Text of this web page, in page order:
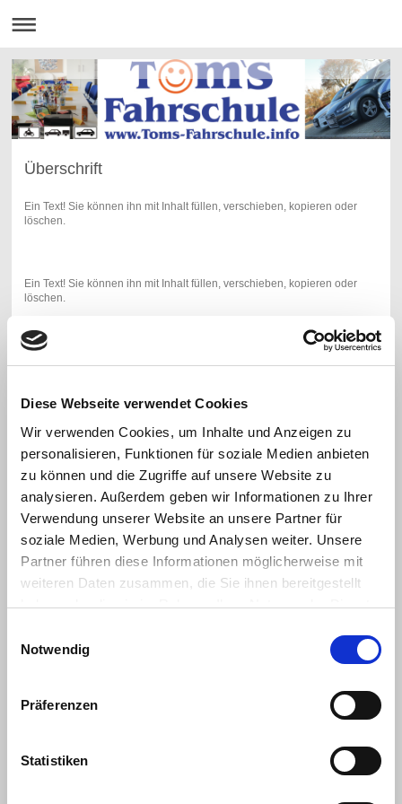
Diese Webseite verwendet Cookies
Wir verwenden Cookies, um Inhalte und Anzeigen zu
personalisieren, Funktionen für soziale Medien anbieten
zu können und die Zugriffe auf unsere Website zu
analysieren. Außerdem geben wir Informationen zu Ihrer
Verwendung unserer Website an unsere Partner für
soziale Medien, Werbung und Analysen weiter. Unsere
Partner führen diese Informationen möglicherweise mit
weiteren Daten zusammen, die Sie ihnen bereitgestellt
haben oder die sie im Rahmen Ihrer Nutzung der Dienste
Notwendig
Präferenzen
Statistiken
Überschrift
Ein Text! Sie können ihn mit Inhalt füllen, verschieben, kopieren oder
löschen.
Ein Text! Sie können ihn mit Inhalt füllen, verschieben, kopieren oder
löschen.
Unterhalten Sie Ihren Besucher! Machen Sie es einfach interessant und
originell. Bringen Sie die Dinge auf den Punkt und seien Sie spannend.